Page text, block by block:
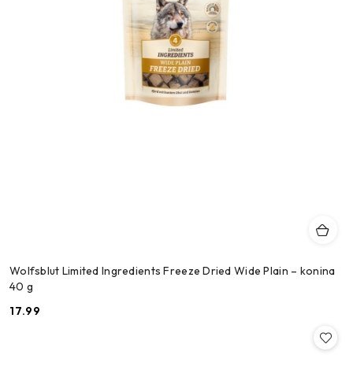
Wolfsblut Limited Ingredients Freeze Dried Wide Plain – konina
40 g
Cena:
17.99